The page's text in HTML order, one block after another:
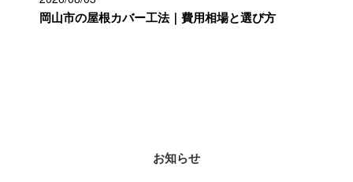
岡山市の屋根カバー工法｜費用相場と選び方
お知らせ